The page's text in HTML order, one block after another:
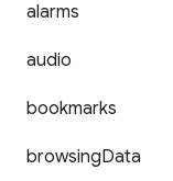
alarms
audio
bookmarks
browsingData